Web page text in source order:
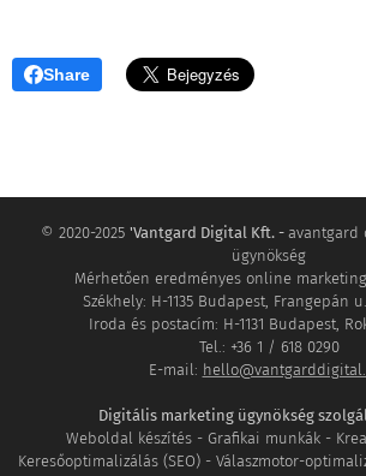
Share
© 2020-2025 'Vantgard Digital Kft. - avantgard
ügynökség
Mérhetően eredményes online
Székhely: H-1135 Budapest, Frangepán
Iroda és postacím: H-1131 Budapest,
Tel.: +36 1 / 618 0290
E-mail:
Digitális marketing ügynökség
Weboldal készítés - Grafikai munkák -
Keresőoptimalizálás (SEO) - Válaszmotor-